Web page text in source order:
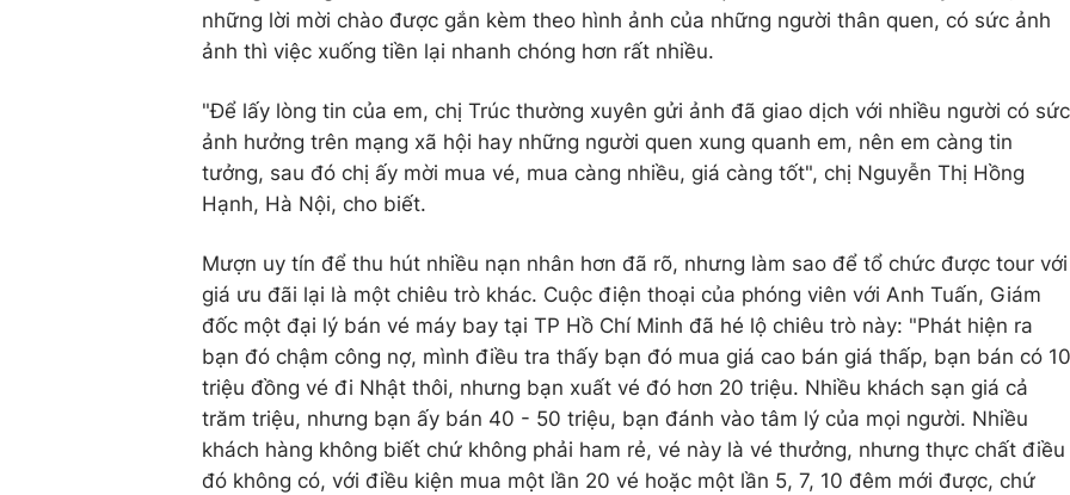
những lời mời chào được gắn kèm theo hình ảnh của những người thân quen, có sức ảnh
ảnh thì việc xuống tiền lại nhanh chóng hơn rất nhiều.
"Để lấy lòng tin của em, chị Trúc thường xuyên gửi ảnh đã giao dịch với nhiều người có sức
ảnh hưởng trên mạng xã hội hay những người quen xung quanh em, nên em càng tin
tưởng, sau đó chị ấy mời mua vé, mua càng nhiều, giá càng tốt", chị Nguyễn Thị Hồng
Hạnh, Hà Nội, cho biết.
Mượn uy tín để thu hút nhiều nạn nhân hơn đã rõ, nhưng làm sao để tổ chức được tour với
giá ưu đãi lại là một chiêu trò khác. Cuộc điện thoại của phóng viên với Anh Tuấn, Giám
đốc một đại lý bán vé máy bay tại TP Hồ Chí Minh đã hé lộ chiêu trò này: "Phát hiện ra
bạn đó chậm công nợ, mình điều tra thấy bạn đó mua giá cao bán giá thấp, bạn bán có 10
triệu đồng vé đi Nhật thôi, nhưng bạn xuất vé đó hơn 20 triệu. Nhiều khách sạn giá cả
trăm triệu, nhưng bạn ấy bán 40 - 50 triệu, bạn đánh vào tâm lý của mọi người. Nhiều
khách hàng không biết chứ không phải ham rẻ, vé này là vé thưởng, nhưng thực chất điều
đó không có, với điều kiện mua một lần 20 vé hoặc một lần 5, 7, 10 đêm mới được, chứ